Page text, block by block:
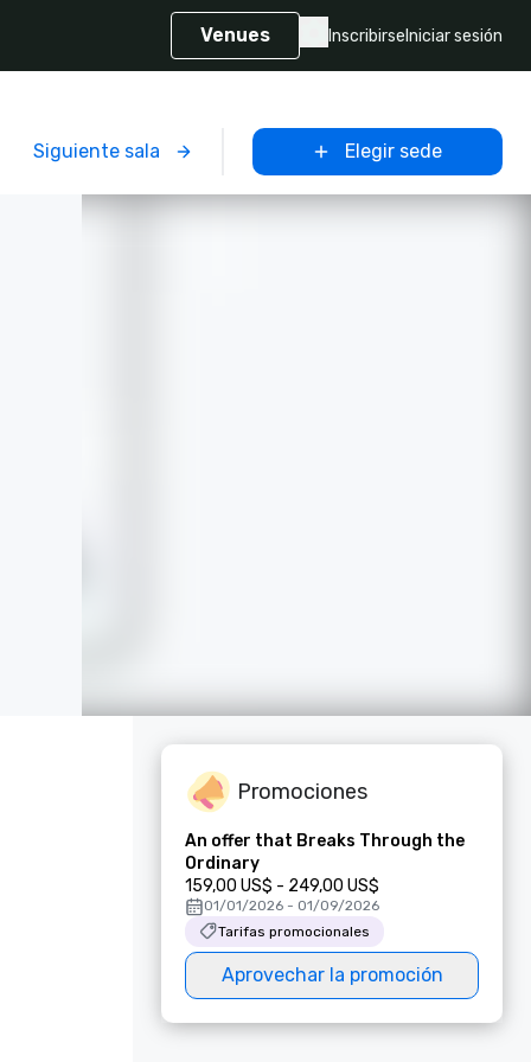
Venues Inscribirse Iniciar sesión
Siguiente sala Elegir sede
Promociones
An offer that Breaks Through the
Ordinary
159,00 US$ - 249,00 US$
01/01/2026 - 01/09/2026
Tarifas promocionales
Aprovechar la promoción